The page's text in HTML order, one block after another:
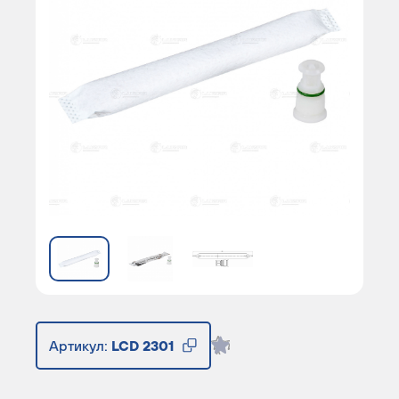
Артикул: LCD 2301